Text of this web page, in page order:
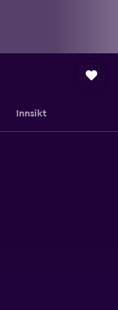
Innsikt